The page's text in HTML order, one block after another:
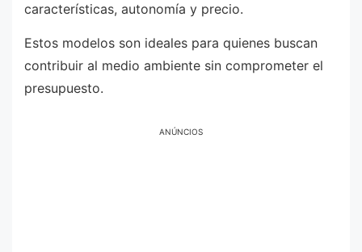
características, autonomía y precio.
Estos modelos son ideales para quienes buscan
contribuir al medio ambiente sin comprometer el
presupuesto.
ANÚNCIOS